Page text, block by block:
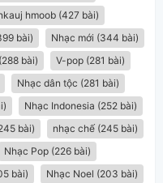
hmoob (427 bài)
bài)
Nhạc mới (344 bài)
bài)
V-pop (281 bài)
Nhạc dân tộc (281 bài)
Nhạc Indonesia (252 bài)
bài)
nhạc chế (245 bài)
Nhạc Pop (226 bài)
bài)
Nhạc Noel (203 bài)